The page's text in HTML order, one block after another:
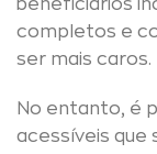
beneficiários
completos e
ser mais caros.
No entanto, é
acessíveis que